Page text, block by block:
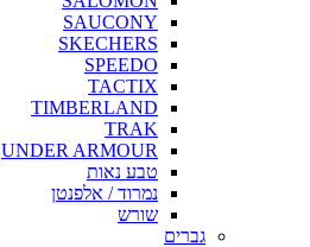
SAUCONY
SKECHERS
SPEEDO
TACTIX
TIMBERLAND
TRAK
UNDER ARMOUR
טבע נאות
נמרוד / אלפנטן
שורש
גברים